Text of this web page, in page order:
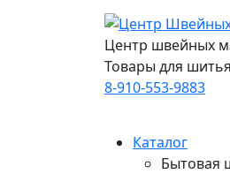
Центр швейных
Товары для
8-910-553-9883
Каталог
Бытовая